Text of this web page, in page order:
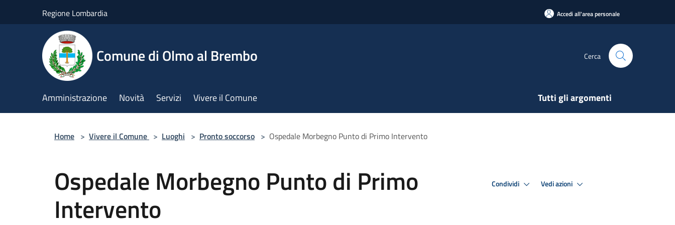
Regione Lombardia Accedi all'area personale
Comune di Olmo al Brembo Cerca
Amministrazione Novità Servizi Vivere il Comune Tutti gli argomenti
Home > Vivere il Comune > Luoghi > Pronto soccorso > Ospedale Morbegno Punto di Primo Intervento
Ospedale Morbegno Punto di Primo
Intervento
Condividi Vedi azioni